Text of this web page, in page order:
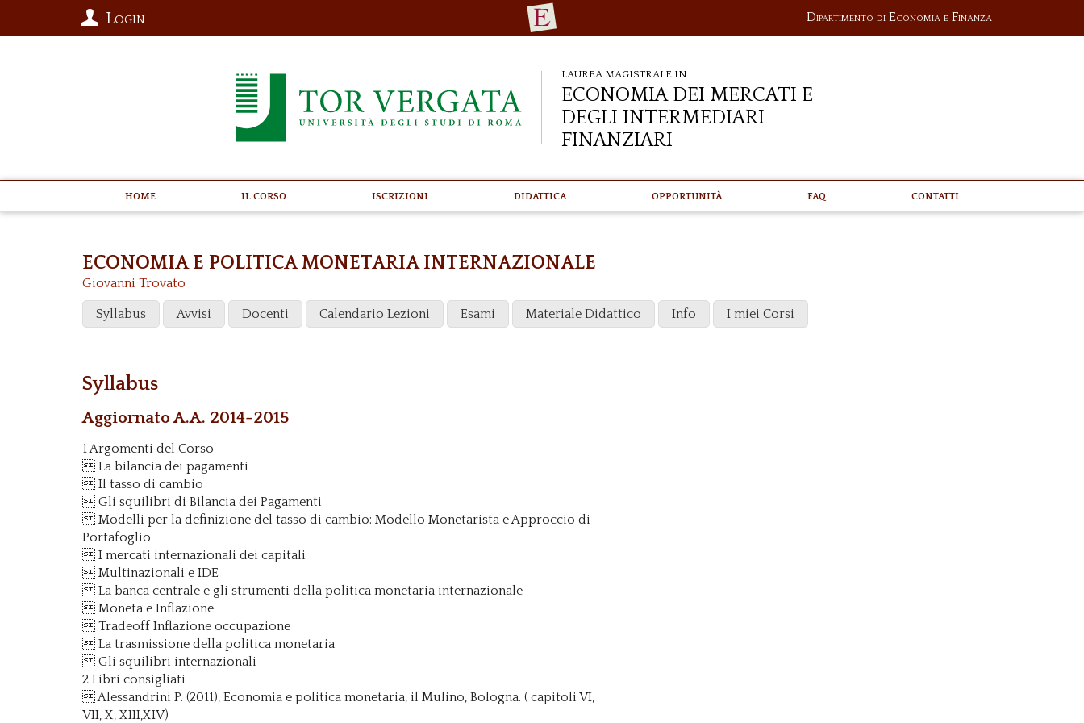
Dipartimento di Economia e Finanza
Login
Laurea Magistrale in
Economia dei Mercati e
degli Intermediari
Finanziari
Home Il Corso Iscrizioni Didattica Opportunità FAQ Contatti
ECONOMIA E POLITICA MONETARIA INTERNAZIONALE
Giovanni Trovato
Syllabus Avvisi Docenti Calendario Lezioni Esami Materiale Didattico Info I miei Corsi
Syllabus
Aggiornato A.A. 2014-2015
1 Argomenti del Corso
 La bilancia dei pagamenti
 Il tasso di cambio
 Gli squilibri di Bilancia dei Pagamenti
 Modelli per la definizione del tasso di cambio: Modello Monetarista e Approccio di
Portafoglio
 I mercati internazionali dei capitali
 Multinazionali e IDE
 La banca centrale e gli strumenti della politica monetaria internazionale
 Moneta e Inflazione
 Tradeoff Inflazione occupazione
 La trasmissione della politica monetaria
 Gli squilibri internazionali
2 Libri consigliati
 Alessandrini P. (2011), Economia e politica monetaria, il Mulino, Bologna. ( capitoli VI,
VII, X, XIII,XIV)